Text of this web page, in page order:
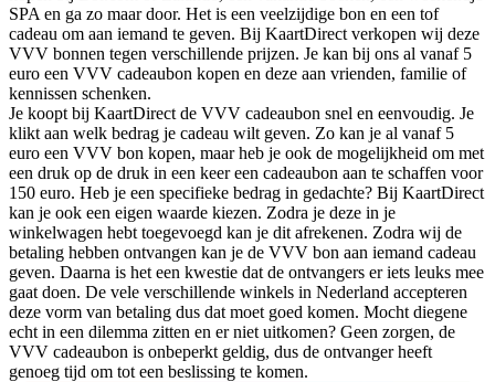
SPA en ga zo maar door. Het is een veelzijdige bon en een tof
cadeau om aan iemand te geven. Bij KaartDirect verkopen wij deze
VVV bonnen tegen verschillende prijzen. Je kan bij ons al vanaf 5
euro een VVV cadeaubon kopen en deze aan vrienden, familie of
kennissen schenken.
Je koopt bij KaartDirect de VVV cadeaubon snel en eenvoudig. Je
klikt aan welk bedrag je cadeau wilt geven. Zo kan je al vanaf 5
euro een VVV bon kopen, maar heb je ook de mogelijkheid om met
een druk op de druk in een keer een cadeaubon aan te schaffen voor
150 euro. Heb je een specifieke bedrag in gedachte? Bij KaartDirect
kan je ook een eigen waarde kiezen. Zodra je deze in je
winkelwagen hebt toegevoegd kan je dit afrekenen. Zodra wij de
betaling hebben ontvangen kan je de VVV bon aan iemand cadeau
geven. Daarna is het een kwestie dat de ontvangers er iets leuks mee
gaat doen. De vele verschillende winkels in Nederland accepteren
deze vorm van betaling dus dat moet goed komen. Mocht diegene
echt in een dilemma zitten en er niet uitkomen? Geen zorgen, de
VVV cadeaubon is onbeperkt geldig, dus de ontvanger heeft
genoeg tijd om tot een beslissing te komen.